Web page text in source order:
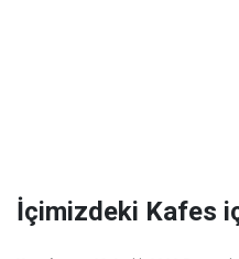
İçimizdeki Kafes